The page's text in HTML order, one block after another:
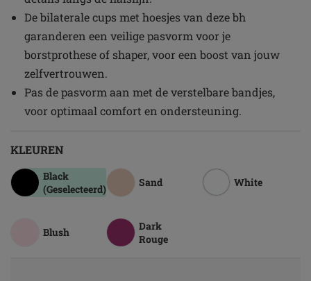
De bilaterale cups met hoesjes van deze bh
garanderen een veilige pasvorm voor je
borstprothese of shaper, voor een boost van jouw
zelfvertrouwen.
Pas de pasvorm aan met de verstelbare bandjes,
voor optimaal comfort en ondersteuning.
KLEUREN
Black
(Geselecteerd)
Sand White
Blush
Dark
Rouge